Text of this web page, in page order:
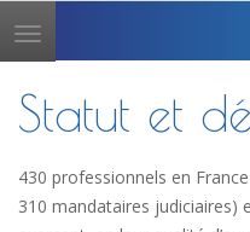
Toggle
navigation
Statut et
430 professionnels en
310 mandataires judiciaires)